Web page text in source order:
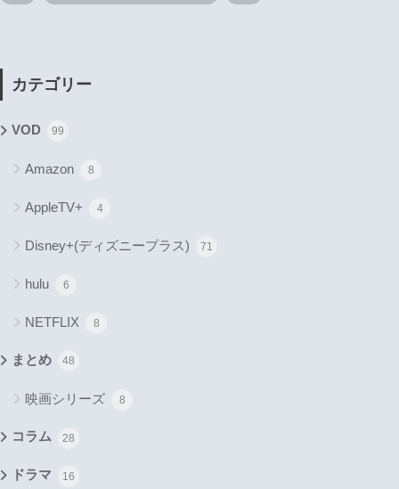
カテゴリー
VOD 99
Amazon 8
AppleTV+ 4
Disney+(ディズニープラス) 71
hulu 6
NETFLIX 8
まとめ 48
映画シリーズ 8
コラム 28
ドラマ 16